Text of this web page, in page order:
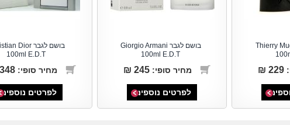
בושם לגבר Christian Dior
100ml E.D.T
מחיר סופי:
לפרטים נוספים
בושם לגבר Giorgio Armani
100ml E.D.T
מחיר סופי:
לפרטים נוספים